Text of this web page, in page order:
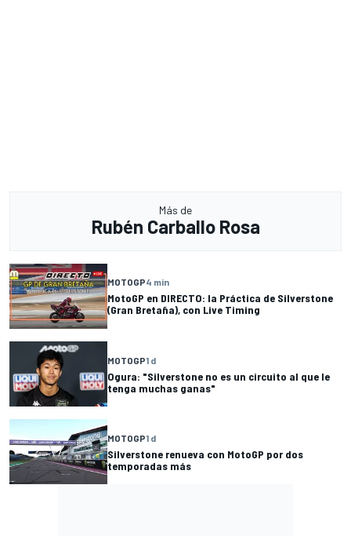
Más de
Rubén Carballo Rosa
MOTOGP4 min
MotoGP en DIRECTO: la Práctica de Silverstone
(Gran Bretaña), con Live Timing
MOTOGP1 d
Ogura: "Silverstone no es un circuito al que le
tenga muchas ganas"
MOTOGP1 d
Silverstone renueva con MotoGP por dos
temporadas más